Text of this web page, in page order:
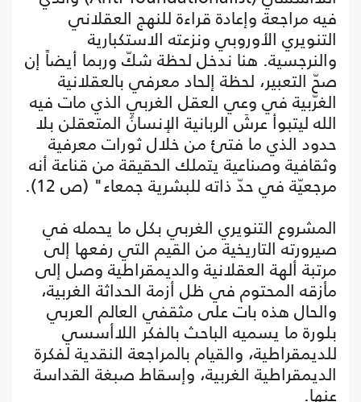
فيه مراجعة وإعادة قراءة للنهج العقلاني
التنويري الأوروبي ونزعته الاستكبارية
والنرجسية. هنا ندخل لحظة شكّ وربما أيضاً إن
صحّ التعبير، لحظة إلحاد معرفي بالعقلانية
الغرّبية في وعي العقل الغربي الذي مات فيه
الله ليتبوأ عرشَ الربانية الإنسانُ المتعقلن بلا
حدود الذي ما فتئ من خلال ثورات معرفية
وثقافية وصناعية يتملك الحقيقة من قناعة أنه
مرجعيّة في حدّ ذاته للبشرية جمعاء" (ص 12).
المشروع التنويري الغربي بكل ما يحمله في
صيرورته التاريخية من القيم التي رفعها إلى
مرتبة ألهة العقلانية والديمقراطية وصل إلى
مأزقه المحتوم في ظل أزمة الحداثة الغربية،
والحال هذه بات على مثقفي العالم العربي
بلورة ما يسميه الباحث بالفكر اللاأسسي
للديمقراطية، والقيام بالمراجعة النقدية لفكرة
الديمقراطية الغربية، وإسقاط صبغة القداسة
عنها.